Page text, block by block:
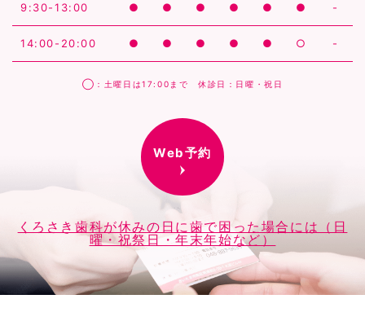
9:30-13:00 ● ● ● ● ● ● -
14:00-20:00 ● ● ● ● ● ○ -
◯：土曜日は17:00まで 休診日：日曜・祝日
Web予約
くろさき歯科が休みの日に歯で困った場合には（日
曜・祝祭日・年末年始など）